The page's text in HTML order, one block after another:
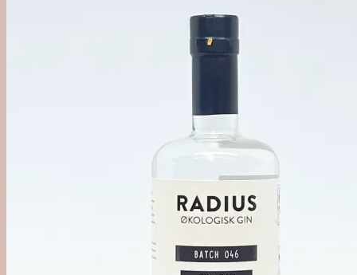
Cognac & Armagnac